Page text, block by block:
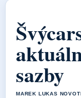
sazby
MAREK LUKAS